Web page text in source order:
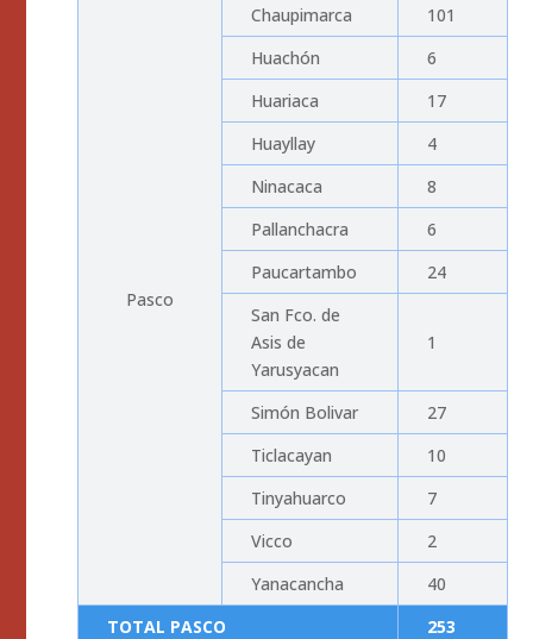
Pasco
Chaupimarca
101
Huachón
6
Huariaca
17
Huayllay
4
Ninacaca
8
Pallanchacra
6
Paucartambo
24
San Fco. de
Asis de
Yarusyacan
1
Simón Bolivar
27
Ticlacayan
10
Tinyahuarco
7
Vicco
2
Yanacancha
40
TOTAL PASCO
253